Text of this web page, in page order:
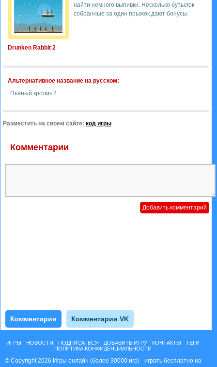
Drunken Rabbit 2
найти немного выпивки. Несколько бутылок
собранные за один прыжок дают бонусы.
Альтернативное название на русском:
Пьяный кролик 2
Разместить на своем сайте: код игры
Комментарии
Комментарии Комментарии VK
ИГРЫ НОВОСТИ ПОДПИСАТЬСЯ ДОБАВИТЬ ИГРУ КОНТАКТЫ
ТЕГИ
ПОЛИТИКА КОНФИДЕНЦИАЛЬНОСТИ
© Copyright 2026 Игры онлайн (более 30000 игр) - играть бесплатно на